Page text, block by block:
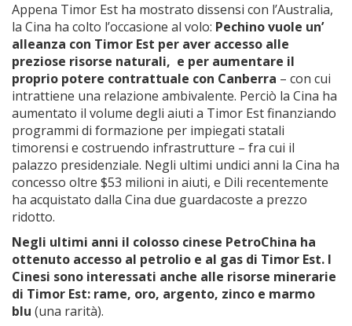
Appena Timor Est ha mostrato dissensi con l’Australia,
la Cina ha colto l’occasione al volo: Pechino vuole un’
alleanza con Timor Est per aver accesso alle
preziose risorse naturali, e per aumentare il
proprio potere contrattuale con Canberra – con cui
intrattiene una relazione ambivalente. Perciò la Cina ha
aumentato il volume degli aiuti a Timor Est finanziando
programmi di formazione per impiegati statali
timorensi e costruendo infrastrutture – fra cui il
palazzo presidenziale. Negli ultimi undici anni la Cina ha
concesso oltre $53 milioni in aiuti, e Dili recentemente
ha acquistato dalla Cina due guardacoste a prezzo
ridotto.
Negli ultimi anni il colosso cinese PetroChina ha
ottenuto accesso al petrolio e al gas di Timor Est. I
Cinesi sono interessati anche alle risorse minerarie
di Timor Est: rame, oro, argento, zinco e marmo
blu (una rarità).